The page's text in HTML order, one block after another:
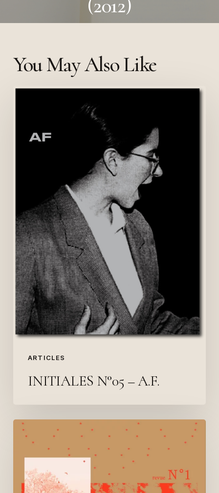
(2012)
You May Also Like
ARTICLES
INITIALES N°05 – A.F.
« Il
urgence,
prenons